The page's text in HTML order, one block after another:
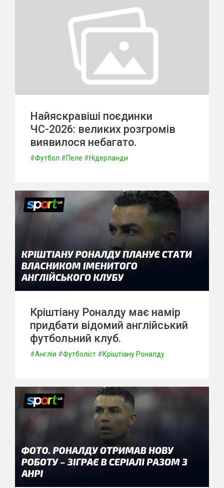
Найяскравіші поєдинки
ЧС-2026: великих розгромів
виявилося небагато.
#Футбол #Пеле #Нідерланди
Кріштіану Роналду має намір
придбати відомий англійський
футбольний клуб.
#Англія #Футболіст #Кріштіану Роналду